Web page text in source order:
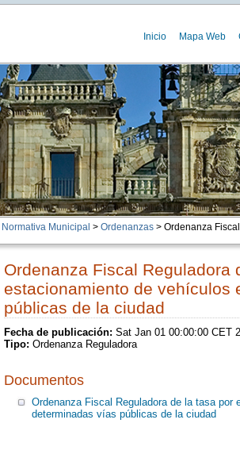
Inicio Mapa Web
Normativa Municipal > Ordenanzas> Ordenanza
Ordenanza Fiscal Reguladora
estacionamiento de vehículos
públicas de la ciudad
Fecha de publicación: Sat Jan 01 00:00:00 CET
Tipo: Ordenanza Reguladora
Documentos
Ordenanza Fiscal Reguladora de la tasa por
determinadas vías públicas de la ciudad